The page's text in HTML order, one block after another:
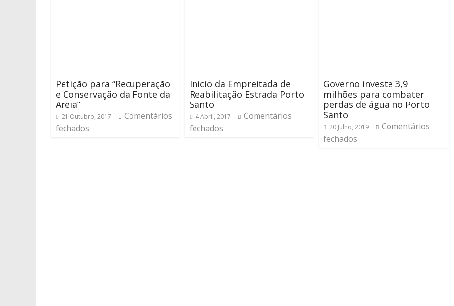
Petição para “Recuperação
e Conservação da Fonte da
Areia”
21 Outubro, 2017
Comentários
fechados
Inicio da Empreitada de
Reabilitação Estrada Porto
Santo
4 Abril, 2017
Comentários
fechados
Governo investe 3,9
milhões para combater
perdas de água no Porto
Santo
20 Julho, 2019
Comentários
fechados